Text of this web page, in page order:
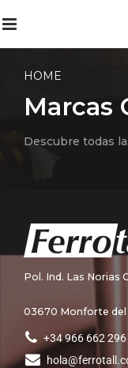
HOME
Marcas
Descubre todas
Pol. Ind. Las Norias
03670 Monforte del
+34 966 662 296